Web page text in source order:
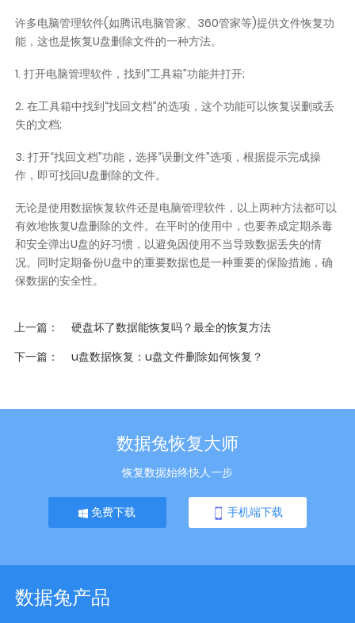
许多电脑管理软件(如腾讯电脑管家、360管家等)提供文件恢复功
能，这也是恢复U盘删除文件的一种方法。
1. 打开电脑管理软件，找到“工具箱”功能并打开;
2. 在工具箱中找到“找回文档”的选项，这个功能可以恢复误删或丢
失的文档;
3. 打开“找回文档”功能，选择“误删文件”选项，根据提示完成操
作，即可找回U盘删除的文件。
无论是使用数据恢复软件还是电脑管理软件，以上两种方法都可以
有效地恢复U盘删除的文件。在平时的使用中，也要养成定期杀毒
和安全弹出U盘的好习惯，以避免因使用不当导致数据丢失的情
况。同时定期备份U盘中的重要数据也是一种重要的保险措施，确
保数据的安全性。
上一篇
硬盘坏了数据能恢复吗？最全的恢复方法
下一篇
u盘数据恢复：u盘文件删除如何恢复？
数据兔恢复大师
恢复数据始终快人一步
免费下载 手机端下载
数据兔产品